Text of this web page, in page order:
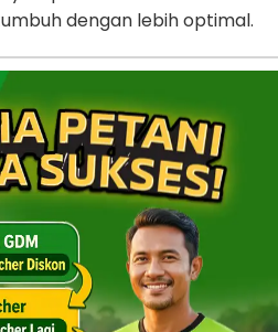
dengan lebih optimal.